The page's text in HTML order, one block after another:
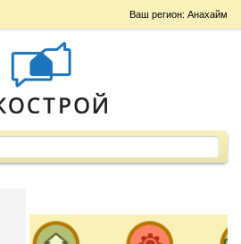
Ваш регион: Анахайм